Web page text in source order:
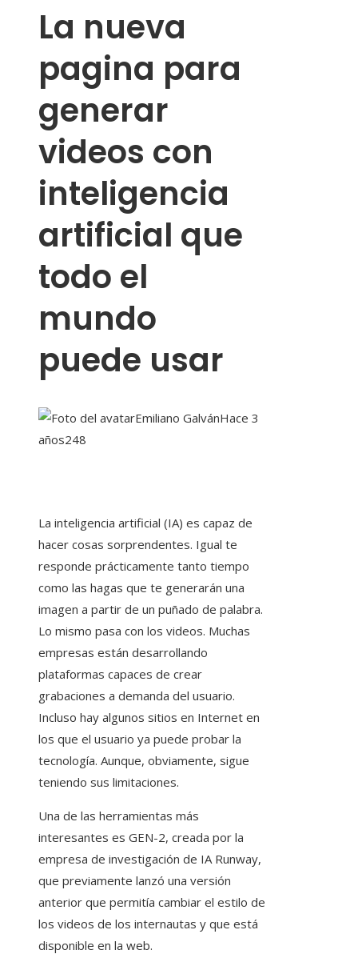
La nueva
pagina para
generar
videos con
inteligencia
artificial que
todo el
mundo
puede usar
Emiliano GalvánHace 3
años248
La inteligencia artificial (IA) es capaz de
hacer cosas sorprendentes. Igual te
responde prácticamente tanto tiempo
como las hagas que te generarán una
imagen a partir de un puñado de palabra.
Lo mismo pasa con los videos. Muchas
empresas están desarrollando
plataformas capaces de crear
grabaciones a demanda del usuario.
Incluso hay algunos sitios en Internet en
los que el usuario ya puede probar la
tecnología. Aunque, obviamente, sigue
teniendo sus limitaciones.
Una de las herramientas más
interesantes es GEN-2, creada por la
empresa de investigación de IA Runway,
que previamente lanzó una versión
anterior que permitía cambiar el estilo de
los videos de los internautas y que está
disponible en la web.